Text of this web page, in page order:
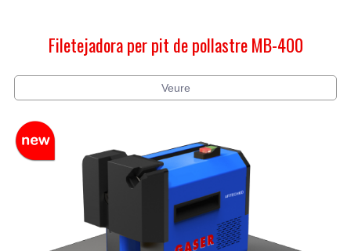
Filetejadora per pit de pollastre MB-400
Veure